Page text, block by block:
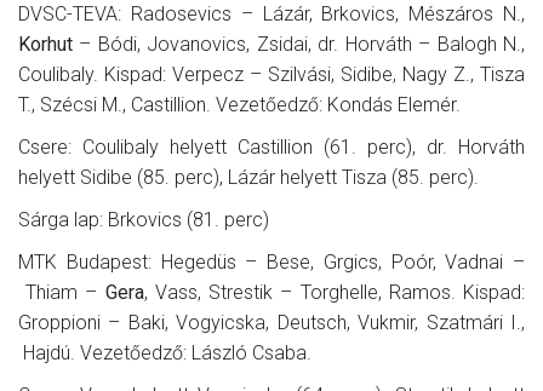
DVSC-TEVA: Radosevics – Lázár, Brkovics, Mészáros N.,
Korhut – Bódi, Jovanovics, Zsidai, dr. Horváth – Balogh N.,
Coulibaly. Kispad: Verpecz – Szilvási, Sidibe, Nagy Z., Tisza
T., Szécsi M., Castillion. Vezetőedző: Kondás Elemér.
Csere: Coulibaly helyett Castillion (61. perc), dr. Horváth
helyett Sidibe (85. perc), Lázár helyett Tisza (85. perc).
Sárga lap: Brkovics (81. perc)
MTK Budapest: Hegedüs – Bese, Grgics, Poór, Vadnai –
Thiam – Gera, Vass, Strestik – Torghelle, Ramos. Kispad:
Groppioni – Baki, Vogyicska, Deutsch, Vukmir, Szatmári I.,
Hajdú. Vezetőedző: László Csaba.